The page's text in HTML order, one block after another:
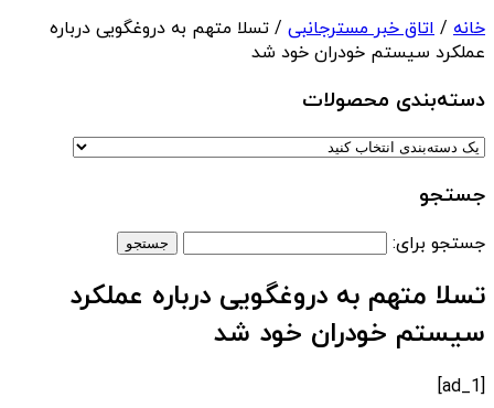
خانه / اتاق خبر مسترجانبی / تسلا متهم به دروغگویی درباره
عملکرد سیستم خودران خود شد
دسته‌بندی‌ محصولات
جستجو
جستجو برای:
تسلا متهم به دروغگویی درباره عملکرد
سیستم خودران خود شد
[ad_1]